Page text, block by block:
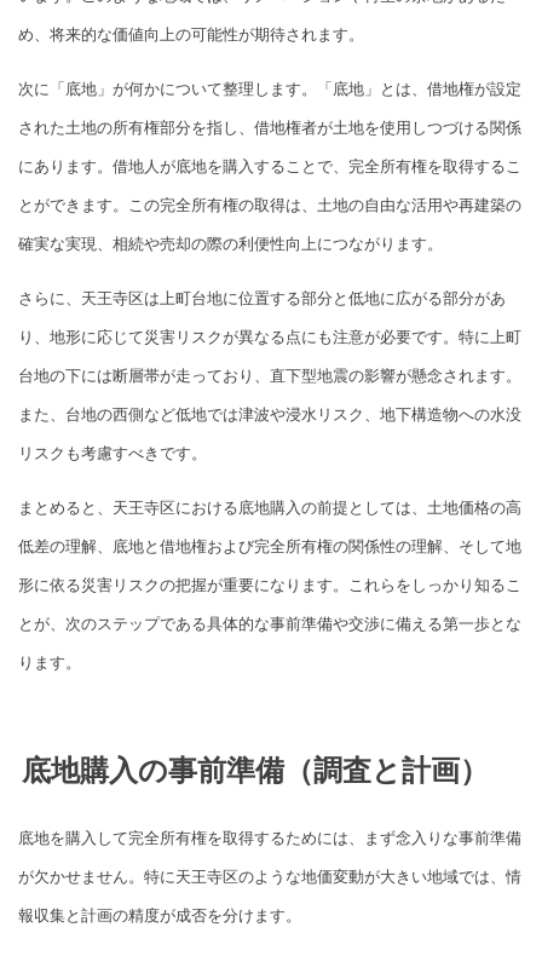
め、将来的な価値向上の可能性が期待されます。
次に「底地」が何かについて整理します。「底地」とは、借地権が設定
された土地の所有権部分を指し、借地権者が土地を使用しつづける関係
にあります。借地人が底地を購入することで、完全所有権を取得するこ
とができます。この完全所有権の取得は、土地の自由な活用や再建築の
確実な実現、相続や売却の際の利便性向上につながります。
さらに、天王寺区は上町台地に位置する部分と低地に広がる部分があ
り、地形に応じて災害リスクが異なる点にも注意が必要です。特に上町
台地の下には断層帯が走っており、直下型地震の影響が懸念されます。
また、台地の西側など低地では津波や浸水リスク、地下構造物への水没
リスクも考慮すべきです。
まとめると、天王寺区における底地購入の前提としては、土地価格の高
低差の理解、底地と借地権および完全所有権の関係性の理解、そして地
形に依る災害リスクの把握が重要になります。これらをしっかり知るこ
とが、次のステップである具体的な事前準備や交渉に備える第一歩とな
ります。
底地購入の事前準備（調査と計画）
底地を購入して完全所有権を取得するためには、まず念入りな事前準備
が欠かせません。特に天王寺区のような地価変動が大きい地域では、情
報収集と計画の精度が成否を分けます。